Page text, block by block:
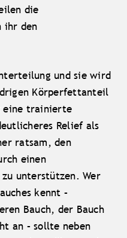
die
ihr den
und sie wird
Körperfettanteil
eine trainierte
Relief als
ratsam, den
einen
zu unterstützen. Wer
kennt –
Bauch, der Bauch
an – sollte neben